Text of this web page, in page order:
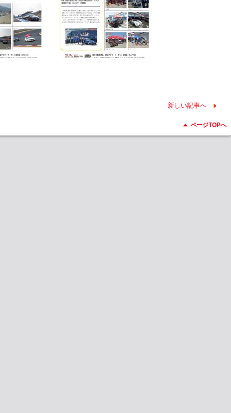
新しい記事へ
ページTOPへ